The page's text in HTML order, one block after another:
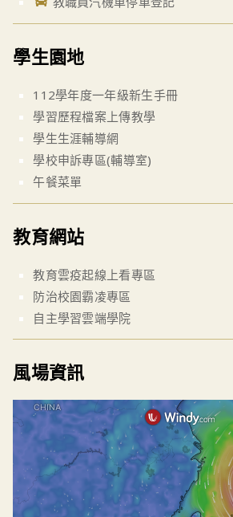
學生園地
112學年度一年級新生手冊
學習歷程檔案上傳教學
學生生涯輔導網
學校申訴專區(輔導室)
午餐菜單
教育網站
教育雲疫起線上看專區
防治校園霸凌專區
自主學習雲端學院
風場資訊